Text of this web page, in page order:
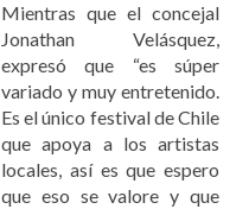
Mientras que el concejal
Jonathan Velásquez,
expresó que “es súper
variado y muy entretenido.
Es el único festival de Chile
que apoya a los artistas
locales, así es que espero
que eso se valore y que